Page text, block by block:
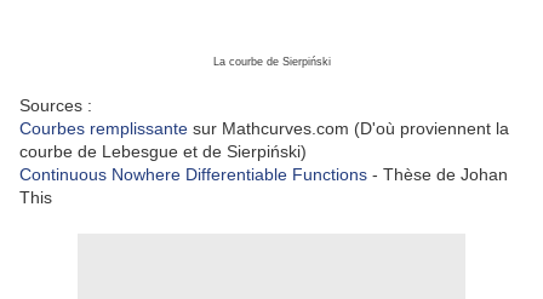
La courbe de Sierpiński
Sources :
Courbes remplissante sur Mathcurves.com (D'où proviennent la
courbe de Lebesgue et de Sierpiński)
Continuous Nowhere Differentiable Functions - Thèse de Johan
This